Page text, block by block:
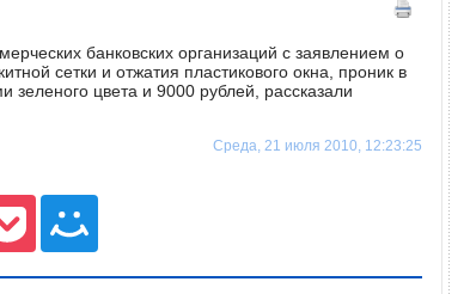
банковских организаций с заявлением о
сетки и отжатия пластикового окна, проник в
зеленого цвета и 9000 рублей, рассказали
Среда, 21 июля 2010, 12:23:25